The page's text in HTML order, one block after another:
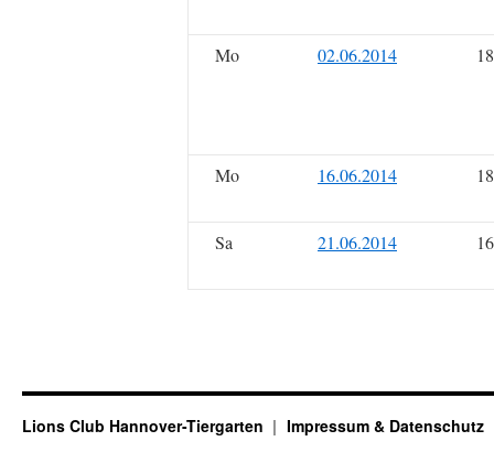
Mo 02.06.2014
Mo 16.06.2014
Sa 21.06.2014
Lions Club Hannover-Tiergarten Impressum & Datenschutz